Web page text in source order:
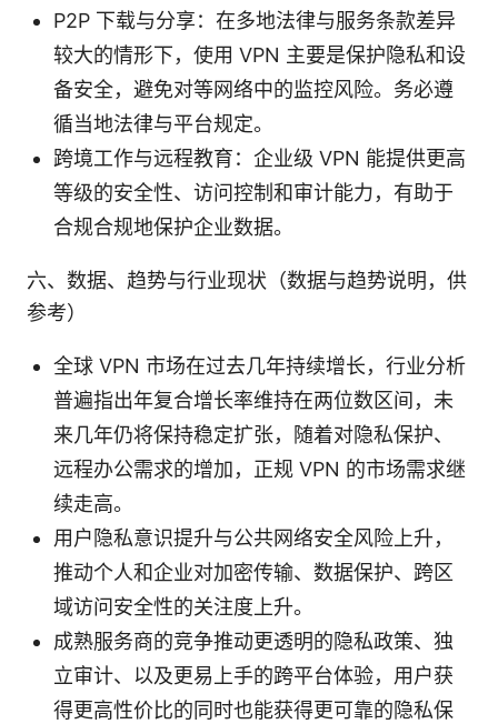
P2P 下载与分享：在多地法律与服务条款差异
较大的情形下，使用 VPN 主要是保护隐私和设
备安全，避免对等网络中的监控风险。务必遵
循当地法律与平台规定。
跨境工作与远程教育：企业级 VPN 能提供更高
等级的安全性、访问控制和审计能力，有助于
合规合规地保护企业数据。
六、数据、趋势与行业现状（数据与趋势说明，供
参考）
全球 VPN 市场在过去几年持续增长，行业分析
普遍指出年复合增长率维持在两位数区间，未
来几年仍将保持稳定扩张，随着对隐私保护、
远程办公需求的增加，正规 VPN 的市场需求继
续走高。
用户隐私意识提升与公共网络安全风险上升，
推动个人和企业对加密传输、数据保护、跨区
域访问安全性的关注度上升。
成熟服务商的竞争推动更透明的隐私政策、独
立审计、以及更易上手的跨平台体验，用户获
得更高性价比的同时也能获得更可靠的隐私保